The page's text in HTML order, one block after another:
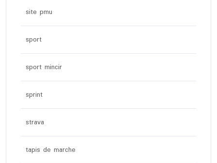
site pmu
sport
sport mincir
sprint
strava
tapis de marche